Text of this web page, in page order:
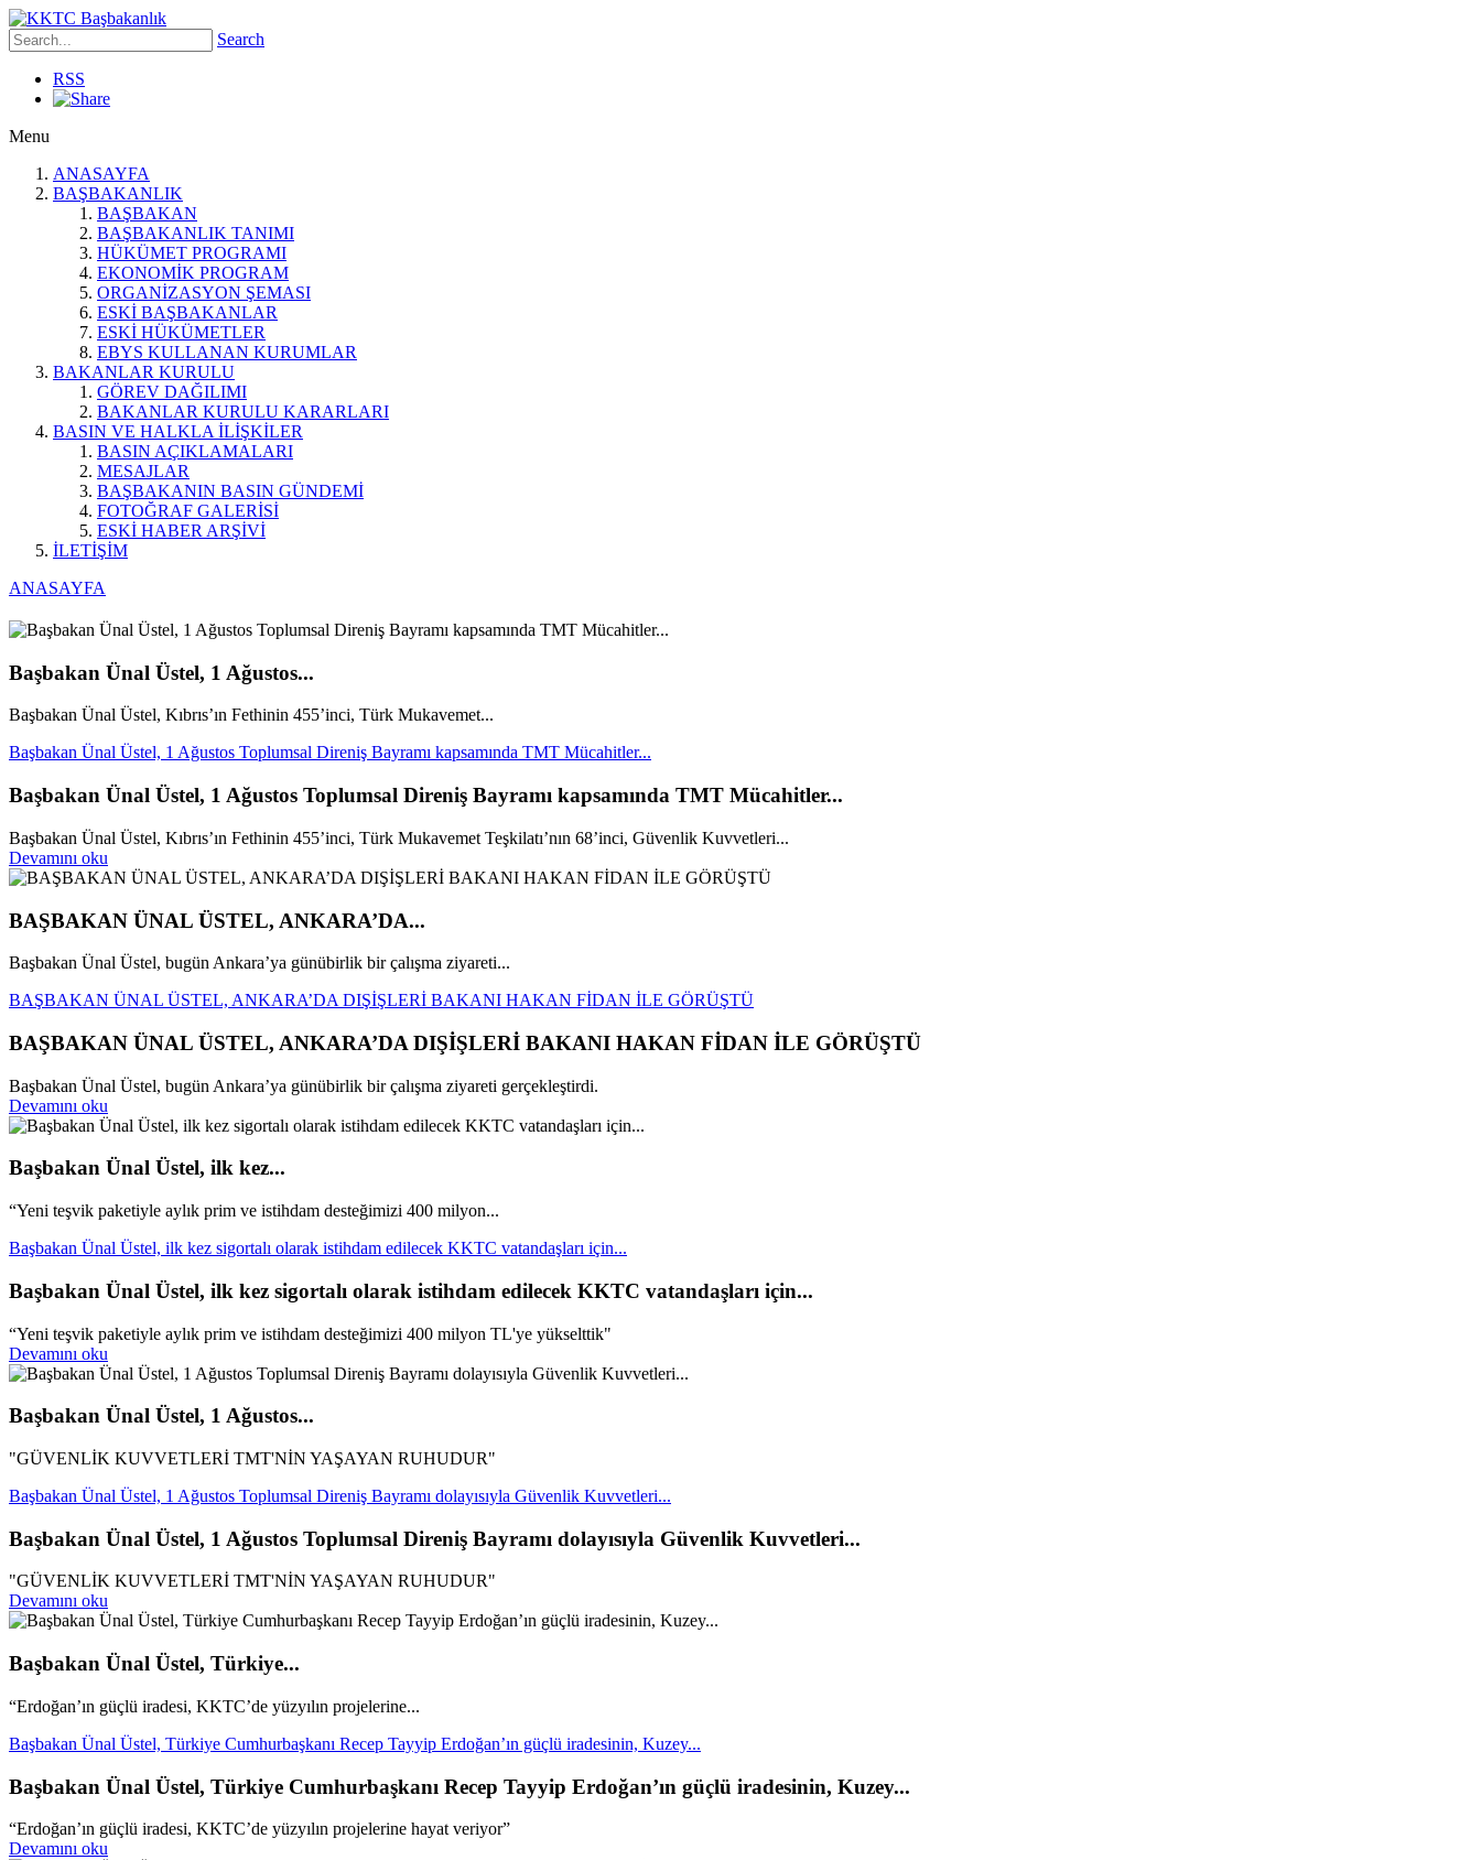
Search
RSS
Menu
ANASAYFA
BAŞBAKANLIK
BAŞBAKAN
BAŞBAKANLIK TANIMI
HÜKÜMET PROGRAMI
EKONOMİK PROGRAM
ORGANİZASYON ŞEMASI
ESKİ BAŞBAKANLAR
ESKİ HÜKÜMETLER
EBYS KULLANAN KURUMLAR
BAKANLAR KURULU
GÖREV DAĞILIMI
BAKANLAR KURULU KARARLARI
BASIN VE HALKLA İLİŞKİLER
BASIN AÇIKLAMALARI
MESAJLAR
BAŞBAKANIN BASIN GÜNDEMİ
FOTOĞRAF GALERİSİ
ESKİ HABER ARŞİVİ
İLETİŞİM
ANASAYFA
Başbakan Ünal Üstel, 1 Ağustos...
Başbakan Ünal Üstel, Kıbrıs’ın Fethinin 455’inci, Türk Mukavemet...
Başbakan Ünal Üstel, 1 Ağustos Toplumsal Direniş Bayramı kapsamında TMT Mücahitler...
Başbakan Ünal Üstel, 1 Ağustos Toplumsal Direniş Bayramı kapsamında TMT Mücahitler...
Başbakan Ünal Üstel, Kıbrıs’ın Fethinin 455’inci, Türk Mukavemet Teşkilatı’nın 68’inci, Güvenlik Kuvvetleri...
Devamını oku
BAŞBAKAN ÜNAL ÜSTEL, ANKARA’DA...
Başbakan Ünal Üstel, bugün Ankara’ya günübirlik bir çalışma ziyareti...
BAŞBAKAN ÜNAL ÜSTEL, ANKARA’DA DIŞİŞLERİ BAKANI HAKAN FİDAN İLE GÖRÜŞTÜ
BAŞBAKAN ÜNAL ÜSTEL, ANKARA’DA DIŞİŞLERİ BAKANI HAKAN FİDAN İLE GÖRÜŞTÜ
Başbakan Ünal Üstel, bugün Ankara’ya günübirlik bir çalışma ziyareti gerçekleştirdi.
Devamını oku
Başbakan Ünal Üstel, ilk kez...
“Yeni teşvik paketiyle aylık prim ve istihdam desteğimizi 400 milyon...
Başbakan Ünal Üstel, ilk kez sigortalı olarak istihdam edilecek KKTC vatandaşları için...
Başbakan Ünal Üstel, ilk kez sigortalı olarak istihdam edilecek KKTC vatandaşları için...
“Yeni teşvik paketiyle aylık prim ve istihdam desteğimizi 400 milyon TL'ye yükselttik"
Devamını oku
Başbakan Ünal Üstel, 1 Ağustos...
"GÜVENLİK KUVVETLERİ TMT'NİN YAŞAYAN RUHUDUR"
Başbakan Ünal Üstel, 1 Ağustos Toplumsal Direniş Bayramı dolayısıyla Güvenlik Kuvvetleri...
Başbakan Ünal Üstel, 1 Ağustos Toplumsal Direniş Bayramı dolayısıyla Güvenlik Kuvvetleri...
"GÜVENLİK KUVVETLERİ TMT'NİN YAŞAYAN RUHUDUR"
Devamını oku
Başbakan Ünal Üstel, Türkiye...
“Erdoğan’ın güçlü iradesi, KKTC’de yüzyılın projelerine...
Başbakan Ünal Üstel, Türkiye Cumhurbaşkanı Recep Tayyip Erdoğan’ın güçlü iradesinin, Kuzey...
Başbakan Ünal Üstel, Türkiye Cumhurbaşkanı Recep Tayyip Erdoğan’ın güçlü iradesinin, Kuzey...
“Erdoğan’ın güçlü iradesi, KKTC’de yüzyılın projelerine hayat veriyor”
Devamını oku